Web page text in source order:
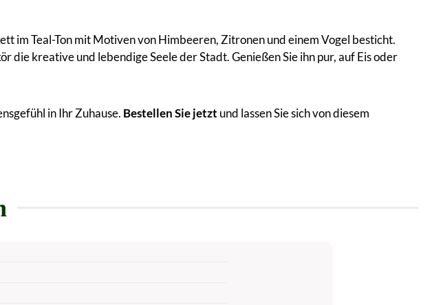
im Teal-Ton mit Motiven von Himbeeren, Zitronen und einem Vogel besticht.
kreative und lebendige Seele der Stadt. Genießen Sie ihn pur, auf Eis oder
in Ihr Zuhause. Bestellen Sie jetzt und lassen Sie sich von diesem